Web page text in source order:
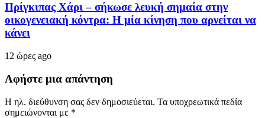
Πρίγκιπας Χάρι – σήκωσε λευκή σημαία στην
οικογενειακή κόντρα: Η μία κίνηση που αρνείται να
κάνει
12 ώρες ago
Αφήστε μια απάντηση
Η ηλ. διεύθυνση σας δεν δημοσιεύεται. Τα υποχρεωτικά πεδία
σημειώνονται με *